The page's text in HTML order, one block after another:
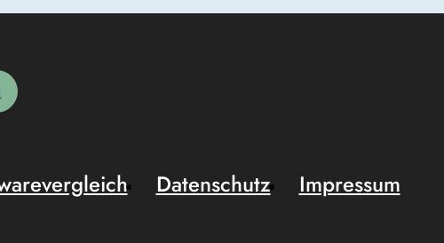
Datenschutz
Impressum